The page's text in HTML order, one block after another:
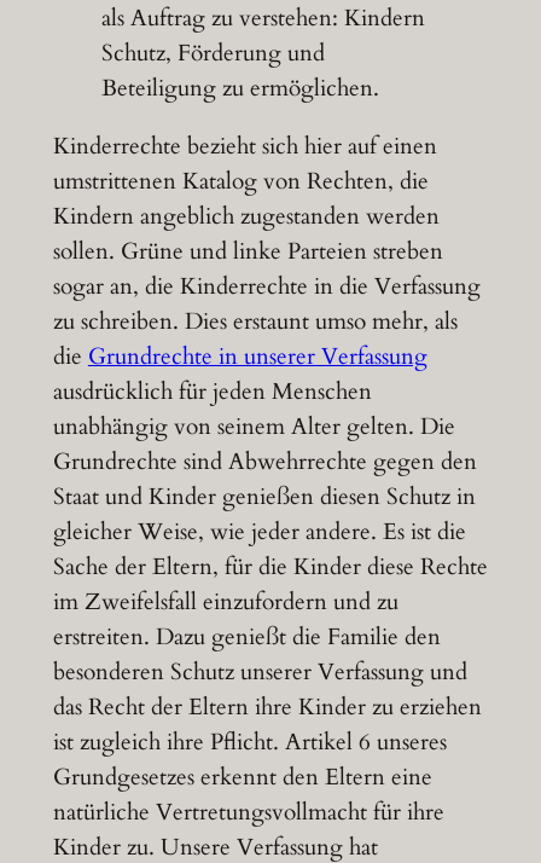
als Auftrag zu verstehen: Kindern
Schutz, Förderung und
Beteiligung zu ermöglichen.
Kinderrechte bezieht sich hier auf einen
umstrittenen Katalog von Rechten, die
Kindern angeblich zugestanden werden
sollen. Grüne und linke Parteien streben
sogar an, die Kinderrechte in die Verfassung
zu schreiben. Dies erstaunt umso mehr, als
die Grundrechte in unserer Verfassung
ausdrücklich für jeden Menschen
unabhängig von seinem Alter gelten. Die
Grundrechte sind Abwehrrechte gegen den
Staat und Kinder genießen diesen Schutz in
gleicher Weise, wie jeder andere. Es ist die
Sache der Eltern, für die Kinder diese Rechte
im Zweifelsfall einzufordern und zu
erstreiten. Dazu genießt die Familie den
besonderen Schutz unserer Verfassung und
das Recht der Eltern ihre Kinder zu erziehen
ist zugleich ihre Pflicht. Artikel 6 unseres
Grundgesetzes erkennt den Eltern eine
natürliche Vertretungsvollmacht für ihre
Kinder zu. Unsere Verfassung hat